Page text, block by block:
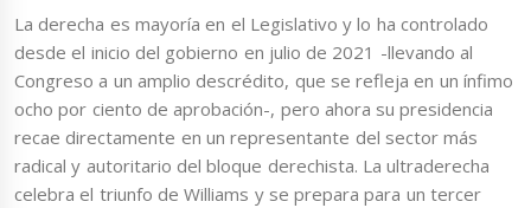
La derecha es mayoría en el Legislativo y lo ha controlado
desde el inicio del gobierno en julio de 2021 -llevando al
Congreso a un amplio descrédito, que se refleja en un ínfimo
ocho por ciento de aprobación-, pero ahora su presidencia
recae directamente en un representante del sector más
radical y autoritario del bloque derechista. La ultraderecha
celebra el triunfo de Williams y se prepara para un tercer